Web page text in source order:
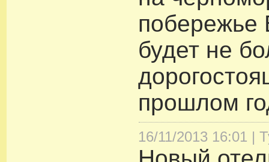
побережье
будет не
прошлом
16/11/2013 16:01 |